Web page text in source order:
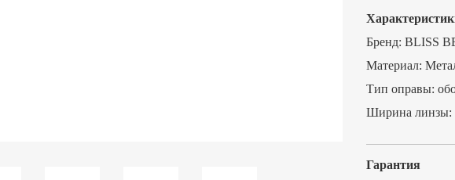
Бренд: BLISS
Материал:
Тип оправы:
Ширина линзы:
Гарантия